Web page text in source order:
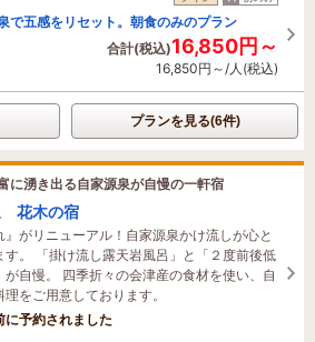
で五感をリセット。朝食のみのプラン
合計(税込)16,850円～
16,850円～/人(税込)
プランを見る(6件)
に湧き出る自家源泉が自慢の一軒宿
花木の宿
』がリニューアル！自家源泉かけ流しが心と
す。 「掛け流し露天岩風呂」と「２度前後低
が自慢。 四季折々の会津産の食材を使い、自
をご用意しております。
の宿を見ています
に予約されました